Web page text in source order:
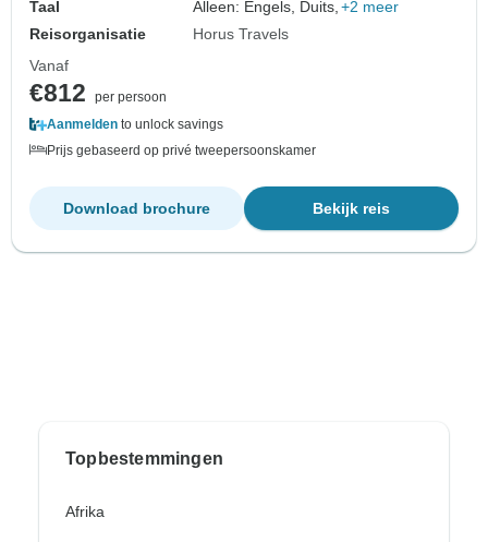
Taal
Alleen: Engels, Duits, +2 meer
Reisorganisatie
Horus Travels
Vanaf
€812
per persoon
Aanmelden to unlock savings
Prijs gebaseerd op privé tweepersoonskamer
Bekijk reis
Download brochure
Topbestemmingen
Afrika